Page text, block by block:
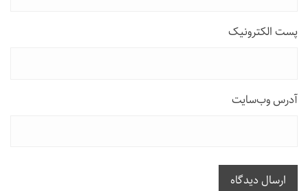
پست الکترونیک
آدرس وب‌سایت
ارسال دیدگاه